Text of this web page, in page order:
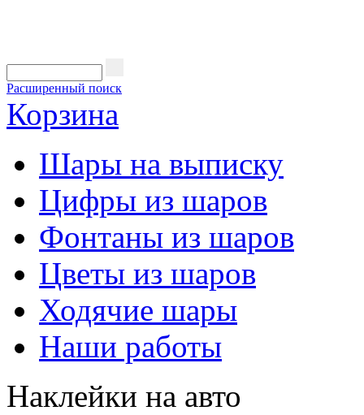
Расширенный поиск
Корзина
Шары на выписку
Цифры из шаров
Фонтаны из шаров
Цветы из шаров
Ходячие шары
Наши работы
Наклейки на авто